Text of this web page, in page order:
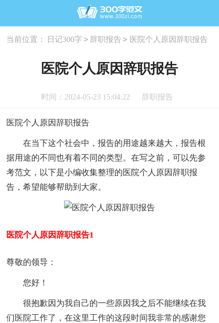
当前位置： 日记300字 > 辞职报告 > 医院个人原因辞职报告
医院个人原因辞职报告
时间：2024-05-23 15:04:22 辞职报告
医院个人原因辞职报告
在当下这个社会中，报告的用途越来越大，报告根
据用途的不同也有着不同的类型。在写之前，可以先参
考范文，以下是小编收集整理的医院个人原因辞职报
告，希望能够帮助到大家。
医院个人原因辞职报告1
尊敬的领导：
您好！
很抱歉因为我自己的一些原因我之后不能继续在我
们医院工作了，在这里工作的这段时间我非常的感谢您